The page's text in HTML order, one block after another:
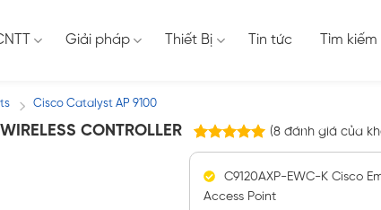
Giải pháp Thiết Bị Tin tức Tìm kiếm
/ Cisco Catalyst AP 9100
CONTROLLER
5.00trên
5 dựa trên
8
đánh giá
(8đánh giá của
C9120AXP-EWC-K Cisco
Access Point